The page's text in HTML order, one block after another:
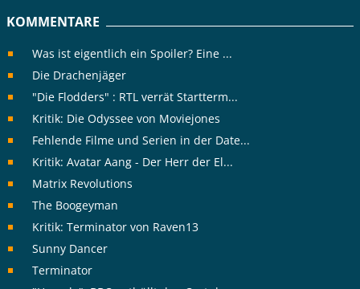
KOMMENTARE
Was ist eigentlich ein Spoiler? Eine ...
Die Drachenjäger
"Die Flodders" : RTL verrät Startterm...
Kritik: Die Odyssee von Moviejones
Fehlende Filme und Serien in der Date...
Kritik: Avatar Aang - Der Herr der El...
Matrix Revolutions
The Boogeyman
Kritik: Terminator von Raven13
Sunny Dancer
Terminator